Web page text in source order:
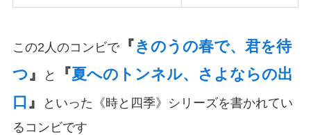
この2人のコンビで『きのうの春で、君を待
つ』 と 『夏へのトンネル、さよならの出
口 』
といった《時と四季》シリーズを書かれてい
るコンビです